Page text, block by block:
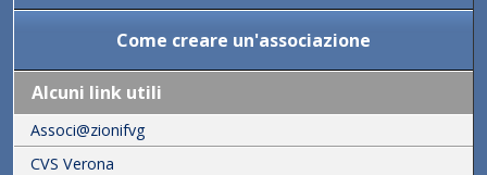
Come creare un'associazione
Alcuni link utili
Associ@zionifvg
CVS Verona